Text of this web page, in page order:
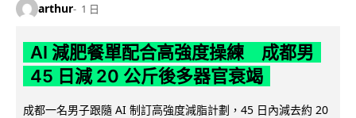
arthur 1 日
AI 減肥餐單配合高強度操練 成都男
45 日減 20 公斤後多器官衰竭
成都一名男子跟隨 AI 制訂高強度減脂計劃，45 日內減去約 20